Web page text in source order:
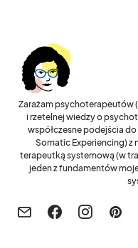
Zarażam psychoterapeutów
i rzetelnej wiedzy o
współczesne podejścia
Somatic Experiencing) z
terapeutką systemową (w
jeden z fundamentów